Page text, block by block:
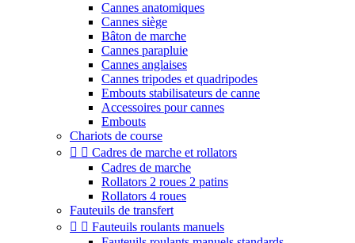
Cannes anatomiques
Cannes siège
Bâton de marche
Cannes parapluie
Cannes anglaises
Cannes tripodes et quadripodes
Embouts stabilisateurs de canne
Accessoires pour cannes
Embouts
Chariots de course
  Cadres de marche et rollators
Cadres de marche
Rollators 2 roues 2 patins
Rollators 4 roues
Fauteuils de transfert
  Fauteuils roulants manuels